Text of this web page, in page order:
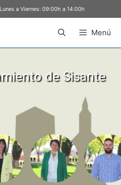
a Viernes: 09:00h a 14:00h
Menú
de Sisante